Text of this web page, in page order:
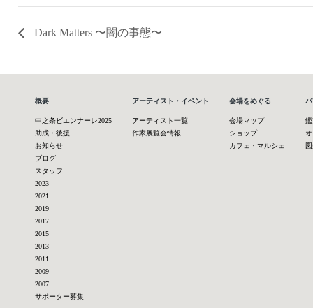
Dark Matters 〜闇の事態〜
概要
中之条ビエンナーレ2025
助成・後援
お知らせ
ブログ
スタッフ
2023
2021
2019
2017
2015
2013
2011
2009
2007
サポーター募集
アーティスト・イベント
アーティスト一覧
作家展覧会情報
会場をめぐる
会場マップ
ショップ
カフェ・マルシェ